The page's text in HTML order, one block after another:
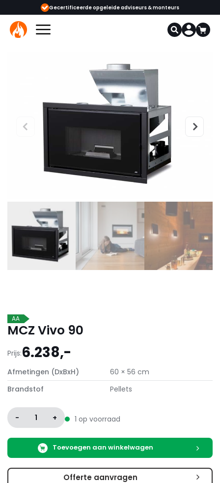
Gecertificeerde opgeleide adviseurs & monteurs 1000+ kachels en
AA
MCZ Vivo 90
Prijs:6.238,-
Afmetingen (DxBxH)
60 × 56 cm
Brandstof
Pellets
- 1 + 1 op voorraad
Toevoegen aan winkelwagen
Offerte aanvragen